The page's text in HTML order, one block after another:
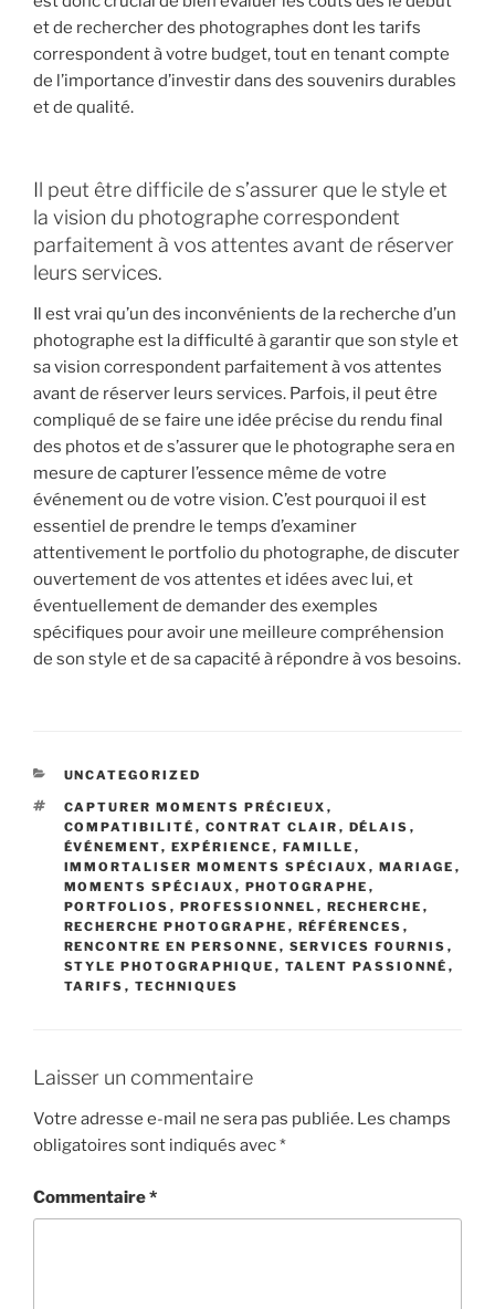
et de rechercher des photographes dont les tarifs
correspondent à votre budget, tout en tenant compte
de l’importance d’investir dans des souvenirs durables
et de qualité.
Il peut être difficile de s’assurer que le style et
la vision du photographe correspondent
parfaitement à vos attentes avant de réserver
leurs services.
Il est vrai qu’un des inconvénients de la recherche d’un
photographe est la difficulté à garantir que son style et
sa vision correspondent parfaitement à vos attentes
avant de réserver leurs services. Parfois, il peut être
compliqué de se faire une idée précise du rendu final
des photos et de s’assurer que le photographe sera en
mesure de capturer l’essence même de votre
événement ou de votre vision. C’est pourquoi il est
essentiel de prendre le temps d’examiner
attentivement le portfolio du photographe, de discuter
ouvertement de vos attentes et idées avec lui, et
éventuellement de demander des exemples
spécifiques pour avoir une meilleure compréhension
de son style et de sa capacité à répondre à vos besoins.
CATÉGORIES
UNCATEGORIZED
ÉTIQUETTES
CAPTURER MOMENTS PRÉCIEUX ,
COMPATIBILITÉ , CONTRAT CLAIR , DÉLAIS ,
ÉVÉNEMENT, EXPÉRIENCE , FAMILLE ,
IMMORTALISER MOMENTS SPÉCIAUX , MARIAGE ,
MOMENTS SPÉCIAUX , PHOTOGRAPHE ,
PORTFOLIOS , PROFESSIONNEL , RECHERCHE ,
RECHERCHE PHOTOGRAPHE , RÉFÉRENCES ,
RENCONTRE EN PERSONNE , SERVICES FOURNIS ,
STYLE PHOTOGRAPHIQUE , TALENT PASSIONNÉ ,
TARIFS , TECHNIQUES
Laisser un commentaire
Votre adresse e-mail ne sera pas publiée. Les champs
obligatoires sont indiqués avec*
Commentaire*